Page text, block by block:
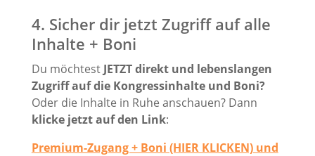
4. Sicher dir jetzt Zugriff auf alle
Inhalte + Boni
Du möchtest JETZT direkt und lebenslangen
Zugriff auf die Kongressinhalte und Boni?
Oder die Inhalte in Ruhe anschauen? Dann
klicke jetzt auf den Link:
Premium-Zugang + Boni (HIER KLICKEN) und